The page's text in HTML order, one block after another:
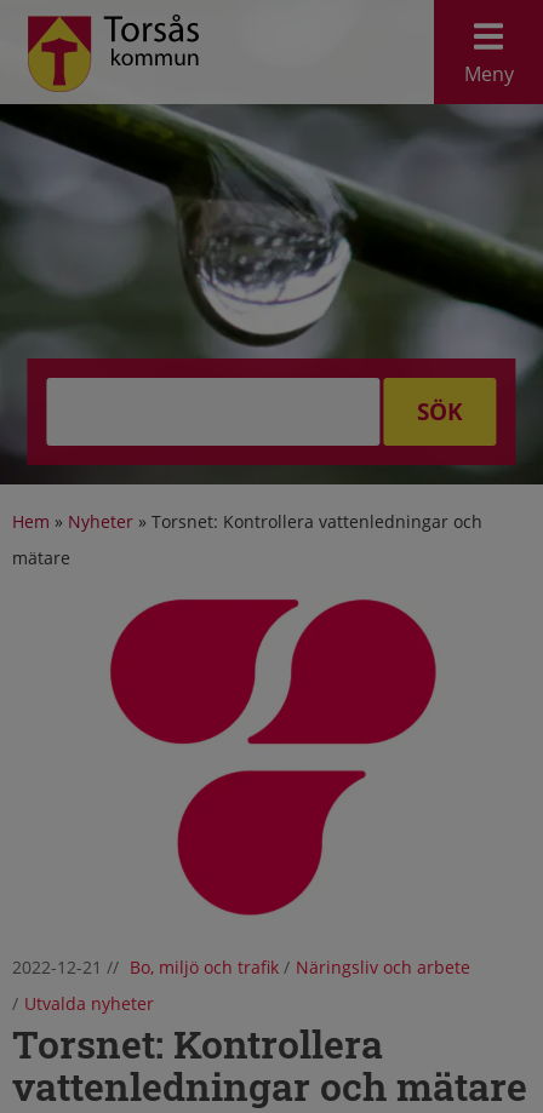
Meny
SÖK
Hem » Nyheter » Torsnet: Kontrollera vattenledningar och
mätare
2022-12-21 // Bo, miljö och trafik/ Näringsliv och arbete
/ Utvalda nyheter
Torsnet: Kontrollera
vattenledningar och mätare